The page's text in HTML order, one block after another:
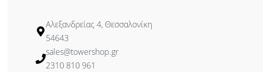
Αλεξανδρείας 4, Θεσσαλονίκη
54643
sales@towershop.gr
2310 810 961